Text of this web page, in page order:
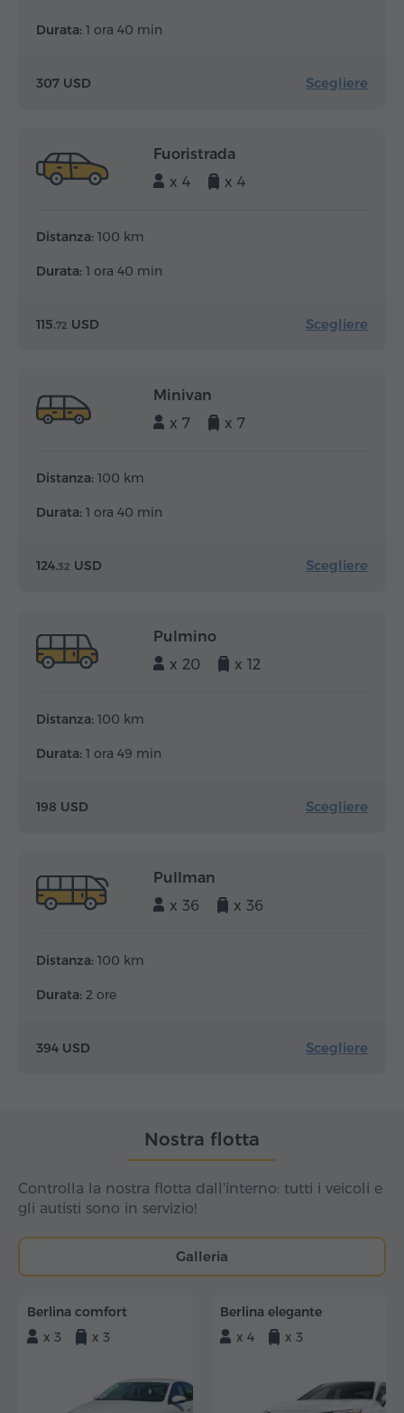
Durata: 1 ora 40 min
307 USD Scegliere
Fuoristrada
x 4
x 4
Distanza: 100 km
Durata: 1 ora 40 min
115.72 USD Scegliere
Minivan
x 7
x 7
Distanza: 100 km
Durata: 1 ora 40 min
124.32 USD Scegliere
Pulmino
x 20
x 12
Distanza: 100 km
Durata: 1 ora 49 min
198 USD Scegliere
Pullman
x 36
x 36
Distanza: 100 km
Durata: 2 ore
394 USD Scegliere
Nostra flotta
Controlla la nostra flotta dall'interno: tutti i veicoli e
gli autisti sono in servizio!
Galleria
Berlina comfort
x 3
x 3
Berlina elegante
x 4
x 3